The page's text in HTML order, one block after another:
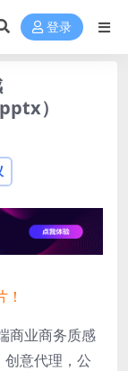
登录
）
商业商务质感
意代理，公